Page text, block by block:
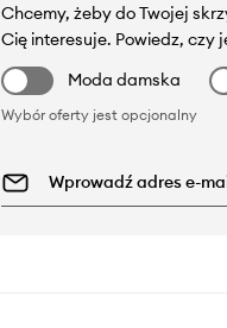
Chcemy, żeby do Twojej
Cię interesuje. Powiedz, czy
Moda damska
Wybór oferty jest opcjonalny